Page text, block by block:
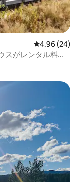
レビュー24
4.96 (24)
スがレンタル料に